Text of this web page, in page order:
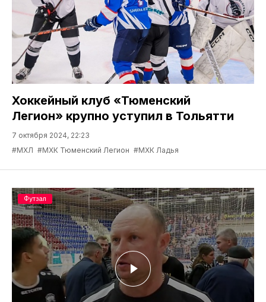
Хоккейный клуб «Тюменский
Легион» крупно уступил в Тольятти
7 октября 2024, 22:23
#МХЛ #МХК Тюменский Легион #МХК Ладья
Футзал